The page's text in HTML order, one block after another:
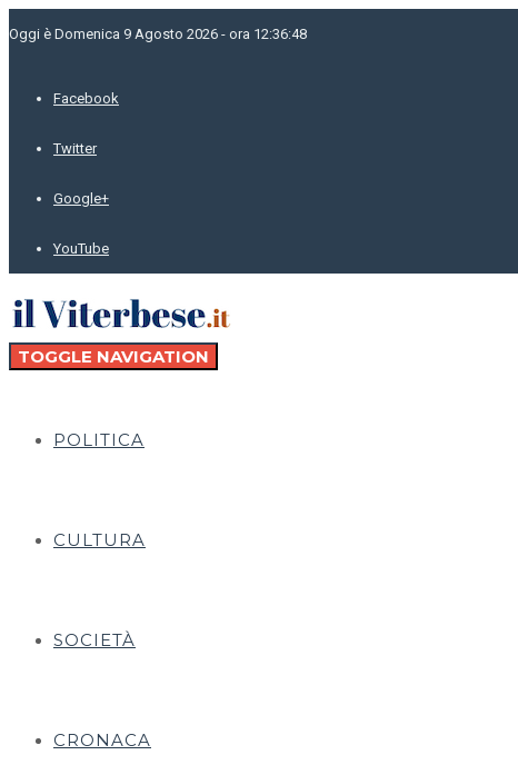
Oggi è Domenica 9 Agosto 2026 - ora 12:36:48
Facebook
Twitter
Google+
YouTube
TOGGLE NAVIGATION
POLITICA
CULTURA
SOCIETÀ
CRONACA